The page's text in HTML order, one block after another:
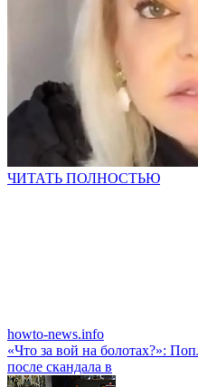
ЧИТАТЬ ПОЛНОСТЬЮ
howto-news.info
«Что за вой на болотах?»:
после скандала в